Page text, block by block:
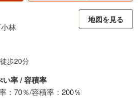
林
地図を見る
歩20分
い率 / 容積率
：70％/容積率：200％